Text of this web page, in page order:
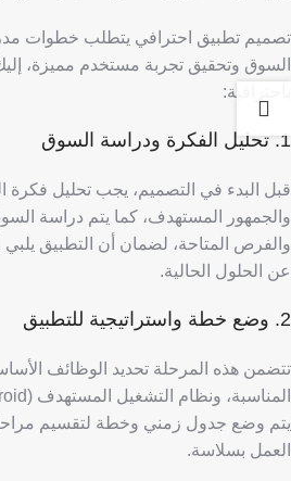
تصميم تطبيق احترافي يتطلب خطوات
السوق وتحقيق تجربة مستخدم مميزة،
باحترافية:
1. تحليل الفكرة ودراسة السوق
قبل البدء في التصميم، يجب تحليل فكرة
والجمهور المستهدف، كما يتم دراسة
والفرص المتاحة، لضمان أن التطبيق يلبي
عن الحلول الحالية.
2. وضع خطة واستراتيجية للتطبيق
تتضمن هذه المرحلة تحديد الوظائف
يتم وضع جدول زمني وخطة لتقسيم
العمل بسلاسة.